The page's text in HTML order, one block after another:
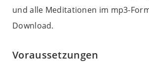
und alle Meditationen im mp3-
Download.
Voraussetzungen